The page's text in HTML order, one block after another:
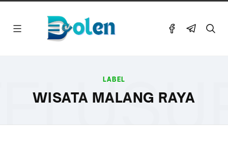
LABEL
WISATA MALANG RAYA